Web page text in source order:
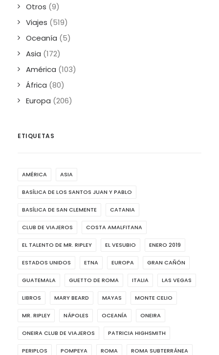
Otros (9)
Viajes (519)
Oceanía (5)
Asia (172)
América (103)
África (80)
Europa (206)
ETIQUETAS
AMÉRICA ASIA
BASÍLICA DE LOS SANTOS JUAN Y PABLO
BASÍLICA DE SAN CLEMENTE CATANIA
CLUB DE VIAJEROS COSTA AMALFITANA
EL TALENTO DE MR. RIPLEY EL VESUBIO ENERO 2019
ESTADOS UNIDOS ETNA EUROPA GRAN CAÑÓN
GUATEMALA GUETTO DE ROMA ITALIA LAS VEGAS
LIBROS MARY BEARD MAYAS MONTE CELIO
MR. RIPLEY NÁPOLES OCEANÍA ONEIRA
ONEIRA CLUB DE VIAJEROS PATRICIA HIGHSMITH
PERIPLOS POMPEYA ROMA ROMA SUBTERRÁNEA